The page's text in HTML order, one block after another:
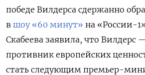
победе Вилдерса сдержанно
в шоу «60 минут» на «России-
Скабеева заявила, что Вилдерс
противник европейских
стать следующим премьер-